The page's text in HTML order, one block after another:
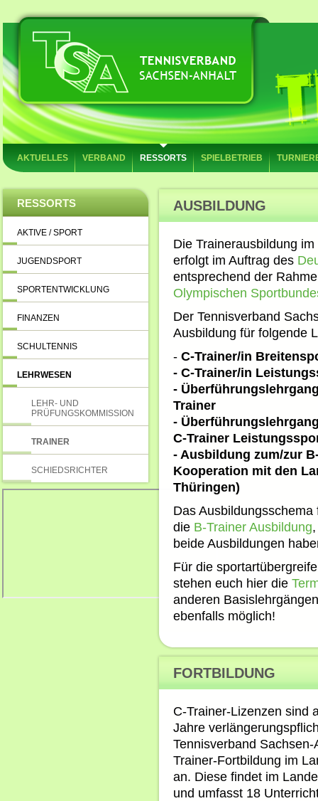
AKTUELLES VERBAND RESSORTS SPIELBETRIEB
RESSORTS
AKTIVE / SPORT
JUGENDSPORT
SPORTENTWICKLUNG
FINANZEN
SCHULTENNIS
LEHRWESEN
LEHR- UND
PRÜFUNGSKOMMISSION
TRAINER
SCHIEDSRICHTER
AUSBILDUNG
Die Trainerausbildung
erfolgt im Auftrag des
entsprechend der
Olympischen
Der Tennisverband
Ausbildung für folgende
- C-Trainer/in
- C-Trainer/in
-
Trainer
-
C-Trainer
- Ausbildung zum/zur
Kooperation mit den
Thüringen)
Das
die B-Trainer Ausbildung
beide Ausbildungen
Für die
stehen euch hier die
anderen
ebenfalls möglich!
FORTBILDUNG
C-Trainer-Lizenzen sind
Jahre
Tennisverband
Trainer-Fortbildung im
an. Diese findet im
und umfasst 18